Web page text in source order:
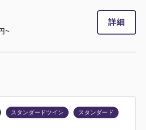
円~
詳細
スタンダードツイン スタンダード